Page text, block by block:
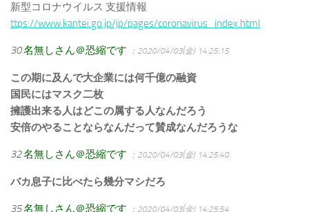
新型コロナウイルス 支援情報
ttps://www.kantei.go.jp/jp/pages/coronavirus_index.html
30名無しさん＠恐縮です ：2020/04/03(金) 14:25:15
この期に及んで大企業には何千億の融資
国民にはマスク二枚
擁護出来る人はどこの属する人なんだろう
安倍のやることならなんだって賛成なんだろうな
32名無しさん＠恐縮です ：2020/04/03(金) 14:25:40
バカ息子に比べたら幾分マシだろ
35名無しさん＠恐縮です ：2020/04/03(金) 14:25:54